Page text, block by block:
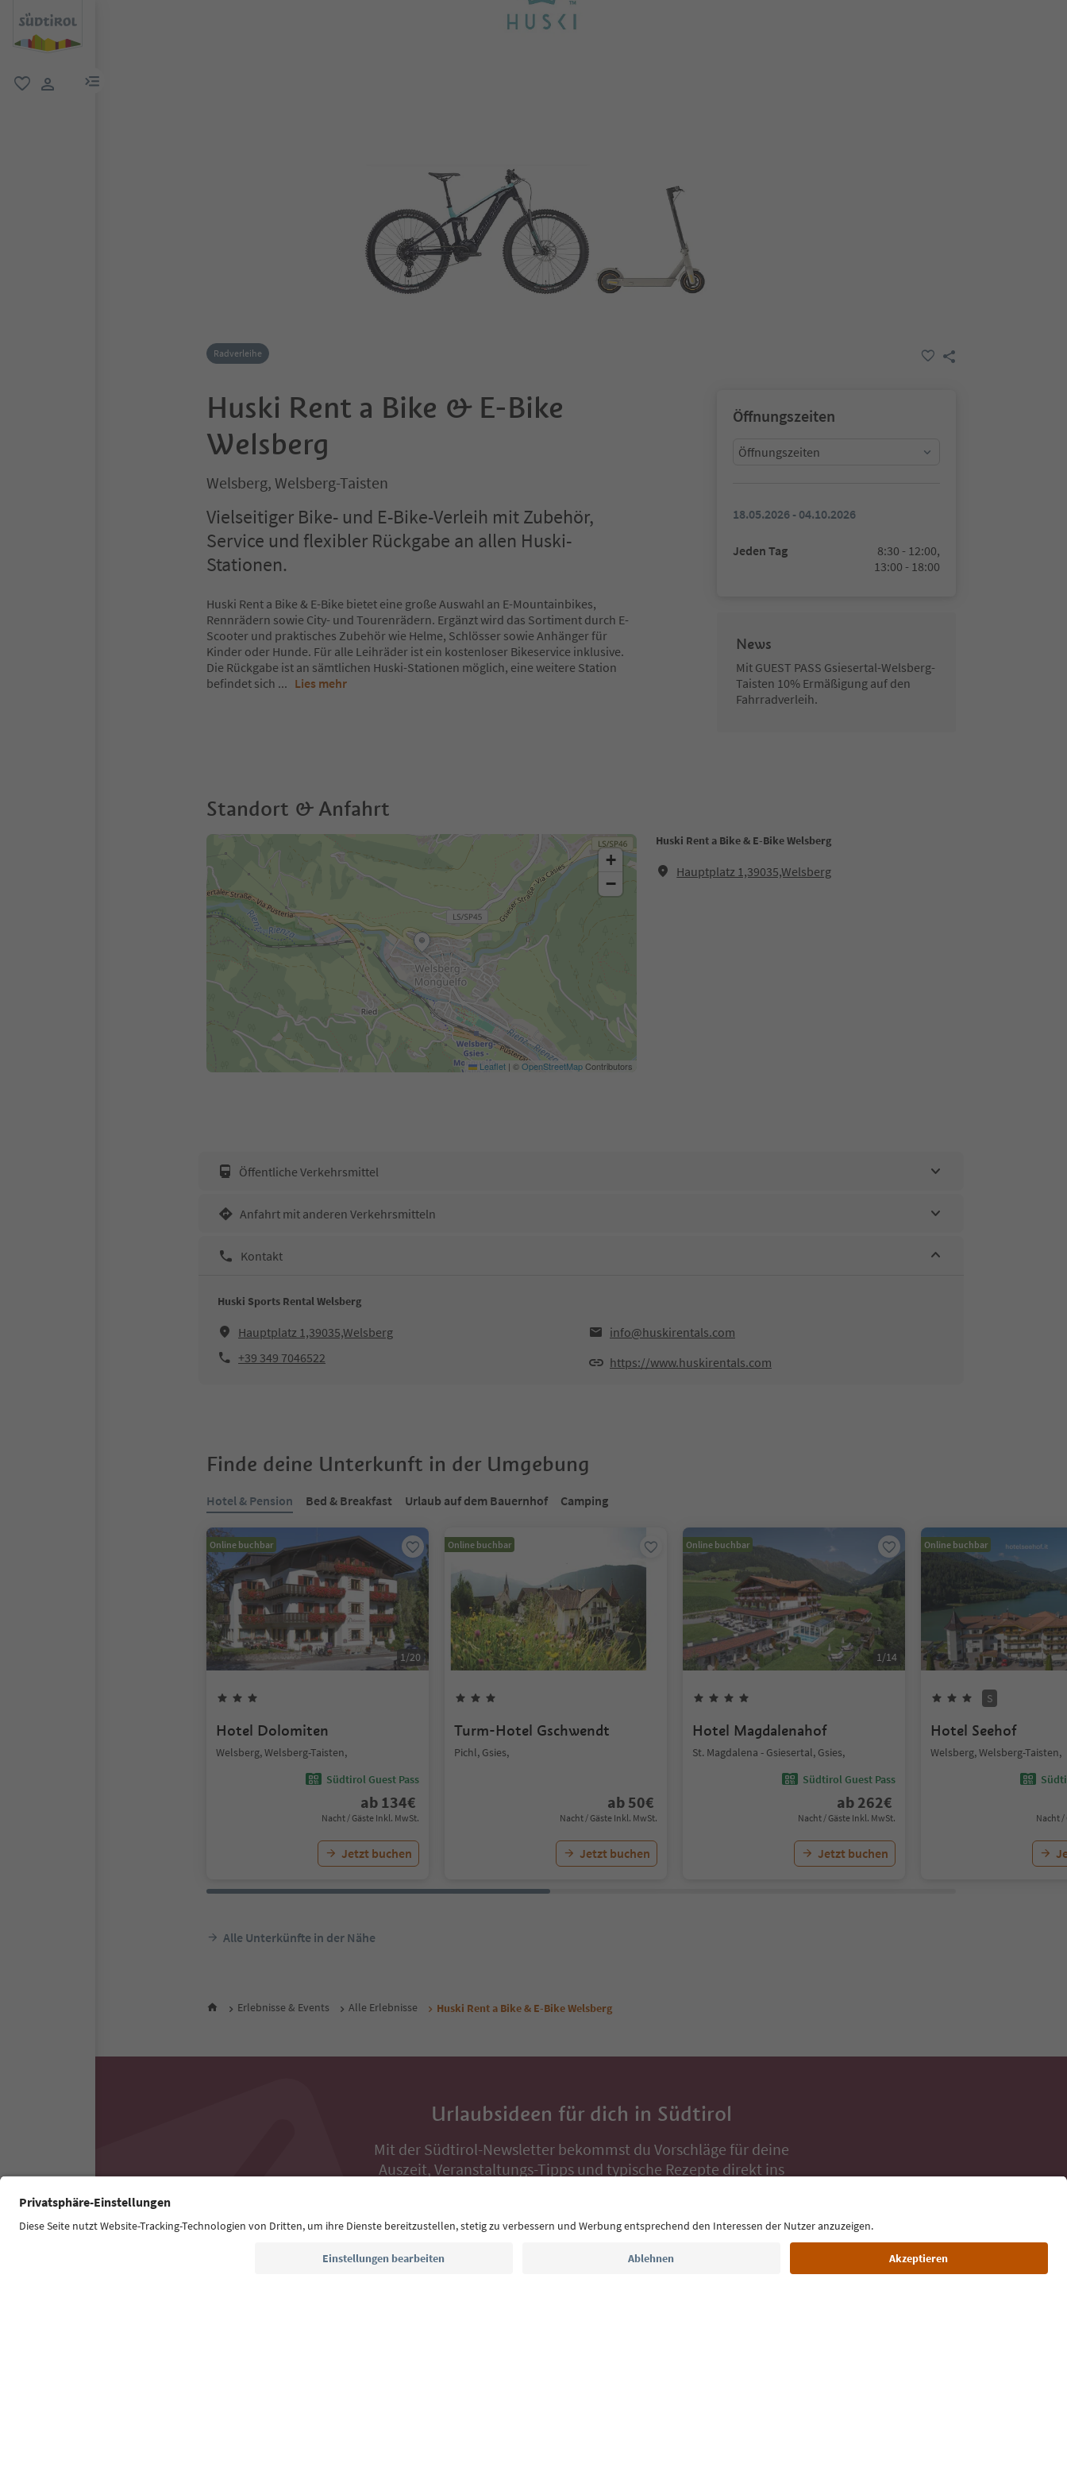
menu link
Radverleihe
Huski Rent a Bike & E-Bike
Welsberg
Welsberg, Welsberg-Taisten
Vielseitiger Bike- und E-Bike-Verleih mit Zubehör,
Service und flexibler Rückgabe an allen Huski-
Stationen.
Huski Rent a Bike & E-Bike bietet eine große Auswahl an E-Mountainbikes,
Rennrädern sowie City- und Tourenrädern. Ergänzt wird das Sortiment durch E-
Scooter und praktisches Zubehör wie Helme, Schlösser sowie Anhänger für
Kinder oder Hunde. Für alle Leihräder ist ein kostenloser Bikeservice inklusive.
Die Rückgabe ist an sämtlichen Huski-Stationen möglich, eine weitere Station
befindet sich ... Lies mehr
Öffnungszeiten
Öffnungszeiten
18.05.2026 - 04.10.2026
Jeden Tag
8:30 - 12:00,
13:00 - 18:00
News
Mit GUEST PASS Gsiesertal-Welsberg-
Taisten 10% Ermäßigung auf den
Fahrradverleih.
Standort & Anfahrt
Huski Rent a Bike & E-Bike Welsberg
Hauptplatz 1,39035,Welsberg
+
−
Leaflet | ©OpenStreetMapContributors
Öffentliche Verkehrsmittel
Anfahrt mit anderen Verkehrsmitteln
Kontakt
Huski Sports Rental Welsberg
Hauptplatz 1,39035,Welsberg
info@huskirentals.com
+39 349 7046522
https://www.huskirentals.com
Finde deine Unterkunft in der Umgebung
Hotel & Pension Bed & Breakfast Urlaub auf dem Bauernhof Camping
Online buchbar
1/20
Hotel Dolomiten
Welsberg, Welsberg-Taisten,
Südtirol Guest Pass
ab 134€
Nacht / Gäste Inkl. MwSt.
Jetzt buchen
Online buchbar
Turm-Hotel Gschwendt
Pichl, Gsies,
ab 50€
Nacht / Gäste Inkl. MwSt.
Jetzt buchen
Online buchbar
1/14
Hotel Magdalenahof
St. Magdalena - Gsiesertal, Gsies,
Südtirol Guest Pass
ab 262€
Nacht / Gäste Inkl. MwSt.
Jetzt buchen
Online buchbar
S
Hotel Seehof
Welsberg, Welsberg-Taisten,
Nacht /
Alle Unterkünfte in der Nähe
Erlebnisse & Events Alle Erlebnisse Huski Rent a Bike & E-Bike Welsberg
Urlaubsideen für dich in Südtirol
Mit der Südtirol-Newsletter bekommst du Vorschläge für deine
Auszeit, Veranstaltungs-Tipps und typische Rezepte direkt ins